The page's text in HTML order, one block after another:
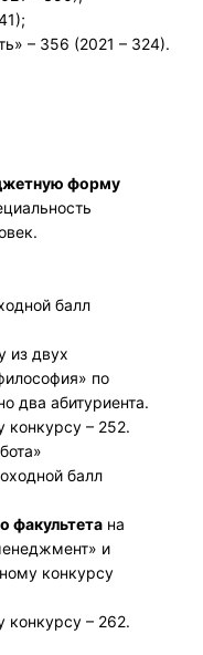
– 356 (2021 – 324).
форму
балл
из двух
по
два абитуриента.
конкурсу – 252.
балл
факультета на
и
конкурсу
конкурсу – 262.